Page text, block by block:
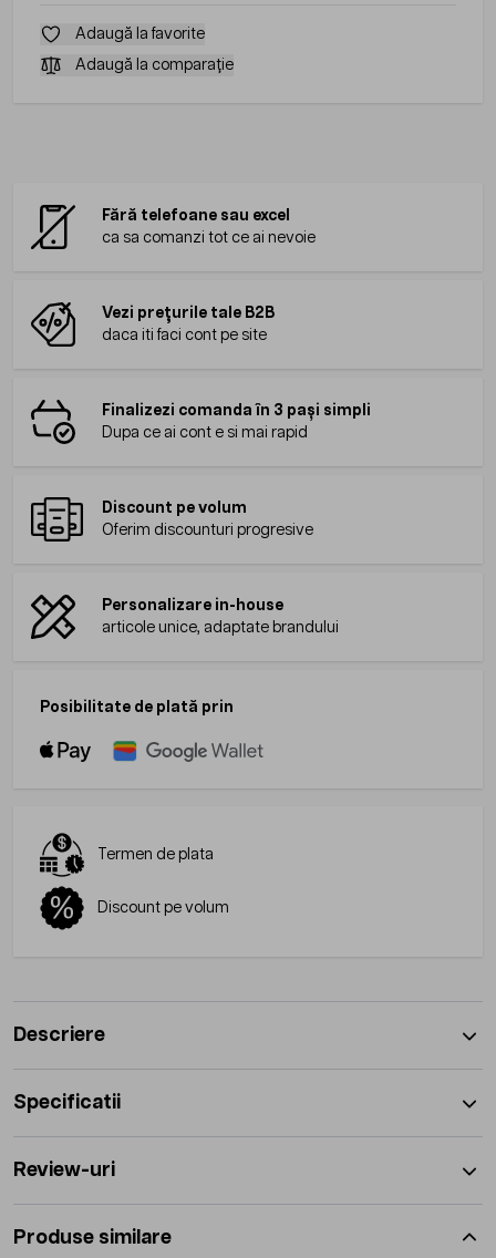
Adaugă la favorite
Adaugă la comparație
Fără telefoane sau excel
ca sa comanzi tot ce ai nevoie
Vezi prețurile tale B2B
daca iti faci cont pe site
Finalizezi comanda în 3 pași simpli
Dupa ce ai cont e si mai rapid
Discount pe volum
Oferim discounturi progresive
Personalizare in-house
articole unice, adaptate brandului
Posibilitate de plată prin
Termen de plata
Discount pe volum
Descriere
Specificatii
Review-uri
Produse similare